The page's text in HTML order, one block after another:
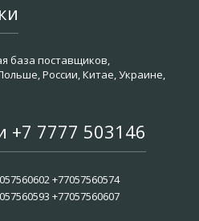
база поставщиков,
России, Китае, Украине,
+7 7777 503146
+77057560574
+77057560607